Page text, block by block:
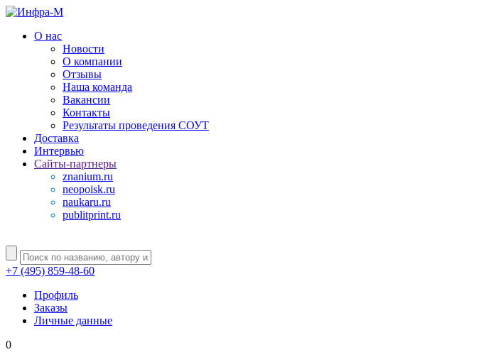
О нас
Новости
О компании
Отзывы
Наша команда
Вакансии
Контакты
Результаты проведения СОУТ
Доставка
Интервью
Сайты-партнеры
znanium.ru
neopoisk.ru
naukaru.ru
publitprint.ru
+7 (495) 859-48-60
Профиль
Заказы
Личные данные
0